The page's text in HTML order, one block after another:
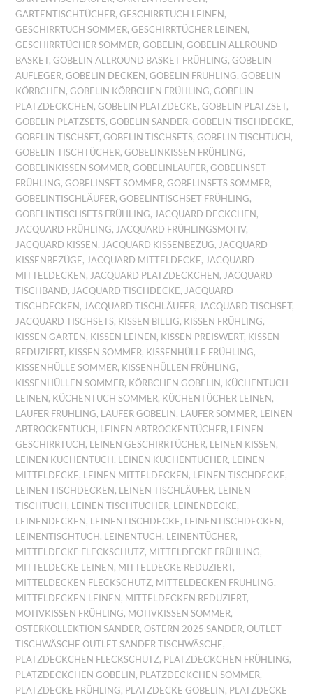
GARTENTISCHTÜCHER,GESCHIRRTUCH LEINEN ,
GESCHIRRTUCH SOMMER,GESCHIRRTÜCHER LEINEN ,
GESCHIRRTÜCHER SOMMER,GOBELIN ,GOBELIN ALLROUND
BASKET,GOBELIN ALLROUND BASKET FRÜHLING,GOBELIN
AUFLEGER,GOBELIN DECKEN ,GOBELIN FRÜHLING,GOBELIN
KÖRBCHEN ,GOBELIN KÖRBCHEN FRÜHLING,GOBELIN
PLATZDECKCHEN ,GOBELIN PLATZDECKE,GOBELIN PLATZSET,
GOBELIN PLATZSETS,GOBELIN SANDER,GOBELIN TISCHDECKE,
GOBELIN TISCHSET,GOBELIN TISCHSETS,GOBELIN TISCHTUCH ,
GOBELIN TISCHTÜCHER,GOBELINKISSEN FRÜHLING,
GOBELINKISSEN SOMMER,GOBELINLÄUFER,GOBELINSET
FRÜHLING,GOBELINSET SOMMER,GOBELINSETS SOMMER,
GOBELINTISCHLÄUFER,GOBELINTISCHSET FRÜHLING,
GOBELINTISCHSETS FRÜHLING, JACQUARD DECKCHEN ,
JACQUARD FRÜHLING, JACQUARD FRÜHLINGSMOTIV,
JACQUARD KISSEN , JACQUARD KISSENBEZUG, JACQUARD
KISSENBEZÜGE, JACQUARD MITTELDECKE, JACQUARD
MITTELDECKEN , JACQUARD PLATZDECKCHEN , JACQUARD
TISCHBAND, JACQUARD TISCHDECKE, JACQUARD
TISCHDECKEN , JACQUARD TISCHLÄUFER, JACQUARD TISCHSET,
JACQUARD TISCHSETS, KISSEN BILLIG, KISSEN FRÜHLING,
KISSEN GARTEN , KISSEN LEINEN , KISSEN PREISWERT, KISSEN
REDUZIERT, KISSEN SOMMER, KISSENHÜLLE FRÜHLING,
KISSENHÜLLE SOMMER, KISSENHÜLLEN FRÜHLING,
KISSENHÜLLEN SOMMER, KÖRBCHEN GOBELIN , KÜCHENTUCH
LEINEN , KÜCHENTUCH SOMMER, KÜCHENTÜCHER LEINEN ,
LÄUFER FRÜHLING, LÄUFER GOBELIN , LÄUFER SOMMER,
LEINEN
ABTROCKENTUCH , LEINEN ABTROCKENTÜCHER,
LEINEN
GESCHIRRTUCH , LEINEN GESCHIRRTÜCHER, LEINEN KISSEN ,
LEINEN KÜCHENTUCH , LEINEN KÜCHENTÜCHER,
LEINEN
MITTELDECKE, LEINEN MITTELDECKEN , LEINEN TISCHDECKE,
LEINEN TISCHDECKEN , LEINEN TISCHLÄUFER,
LEINEN
TISCHTUCH , LEINEN TISCHTÜCHER, LEINENDECKE,
LEINENDECKEN , LEINENTISCHDECKE, LEINENTISCHDECKEN ,
LEINENTISCHTUCH , LEINENTUCH , LEINENTÜCHER,
MITTELDECKE FLECKSCHUTZ, MITTELDECKE FRÜHLING,
MITTELDECKE LEINEN , MITTELDECKE REDUZIERT,
MITTELDECKEN FLECKSCHUTZ, MITTELDECKEN FRÜHLING,
MITTELDECKEN LEINEN , MITTELDECKEN REDUZIERT,
MOTIVKISSEN FRÜHLING, MOTIVKISSEN SOMMER,
OSTERKOLLEKTION SANDER,OSTERN 2025 SANDER,OUTLET
TISCHWÄSCHE OUTLET SANDER TISCHWÄSCHE,
PLATZDECKCHEN FLECKSCHUTZ, PLATZDECKCHEN FRÜHLING,
PLATZDECKCHEN GOBELIN , PLATZDECKCHEN SOMMER,
PLATZDECKE FRÜHLING, PLATZDECKE GOBELIN , PLATZDECKE